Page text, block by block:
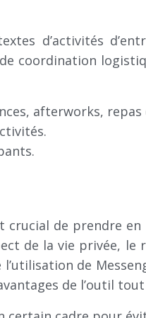
d’activités
coordination
afterworks, repas
crucial de prendre
de la vie privée, le
de
de l’outil